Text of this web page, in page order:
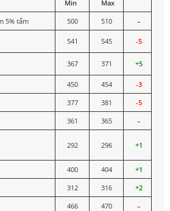
Min Max
5% tấm 500 510 –
541 545 -5
367 371 +5
450 454
-3
377 381 -5
361 365 –
292 296 +1
400 404
+1
312 316
+2
466 470 –